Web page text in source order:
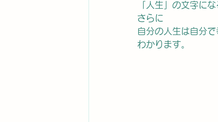
「人生」の文字に
さらに
自分の人生は自分
わかります。